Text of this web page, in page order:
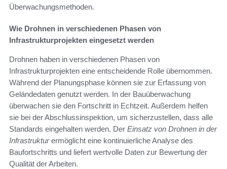
Überwachungsmethoden.
Wie Drohnen in verschiedenen Phasen von
Infrastrukturprojekten eingesetzt werden
Drohnen haben in verschiedenen Phasen von
Infrastrukturprojekten eine entscheidende Rolle übernommen.
Während der Planungsphase können sie zur Erfassung von
Geländedaten genutzt werden. In der Bauüberwachung
überwachen sie den Fortschritt in Echtzeit. Außerdem helfen
sie bei der Abschlussinspektion, um sicherzustellen, dass alle
Standards eingehalten werden. Der Einsatz von Drohnen in der
Infrastrukturermöglicht eine kontinuierliche Analyse des
Baufortschritts und liefert wertvolle Daten zur Bewertung der
Qualität der Arbeiten.